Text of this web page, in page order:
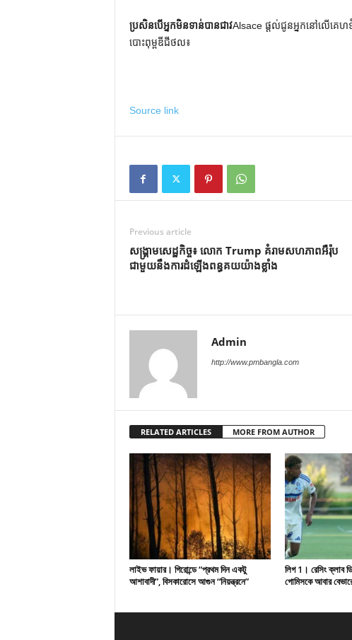
ប្រសិនបើអ្នកមិនទាន់បានជាវAlsace ផ្តល់ជូនអ្នកនៅលើគេហ
បោះពុម្ពឌីជីថល៖
Source link
Previous article
សង្គ្រាមសេដ្ឋកិច្ច៖ លោក Trump គំរាមសហភាពអឺរ៉ុប
ជាមួយនឹងការដំឡើងពន្ធគយយ៉ាងខ្លាំង
Admin
http://www.pmbangla.com
RELATED ARTICLES MORE FROM AUTHOR
লাইভ ফায়ার। গিরোন্ডে “প্রথম দিন একটু
আশাবাদী”, বিসকারোসে আগুন “নিয়ন্ত্রনে”
লিগ 1। রেসিং ক্লাব
গোমিসকে আবার